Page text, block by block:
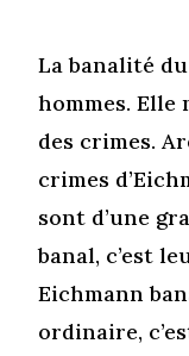
La banalité
hommes. Elle
des crimes.
crimes
sont d’une
banal, c’est
Eichmann
ordinaire,